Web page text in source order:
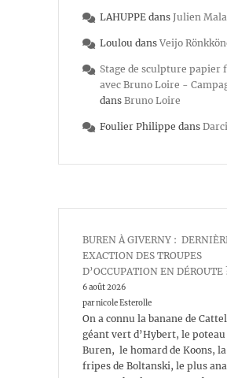
LAHUPPE dans Julien
Loulou dans Veijo
Stage de sculpture papier
avec Bruno Loire -
dans Bruno Loire
Foulier Philippe dans
BUREN À GIVERNY :
EXACTION DES TROUPES
D’OCCUPATION EN DÉROUTE
6 août 2026
par nicole Esterolle
On a connu la banane de
géant vert d’Hybert, le poteau
Buren, le homard de Koons, la
fripes de Boltanski, le plus